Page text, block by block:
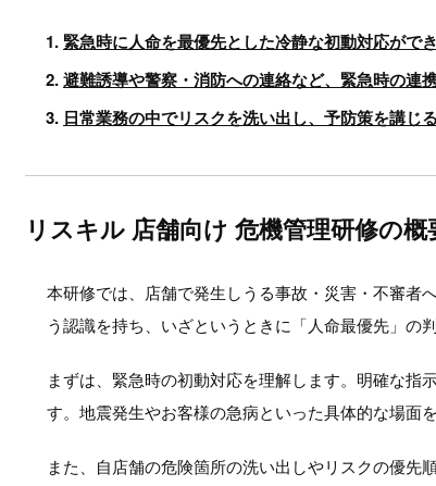
緊急時に人命を最優先とした冷静な初動対応がで
避難誘導や警察・消防への連絡など、緊急時の連
日常業務の中でリスクを洗い出し、予防策を講じ
リスキル 店舗向け 危機管理研修の概
本研修では、店舗で発生しうる事故・災害・不審者
う認識を持ち、いざというときに「人命最優先」の
まずは、緊急時の初動対応を理解します。明確な指
す。地震発生やお客様の急病といった具体的な場面
また、自店舗の危険箇所の洗い出しやリスクの優